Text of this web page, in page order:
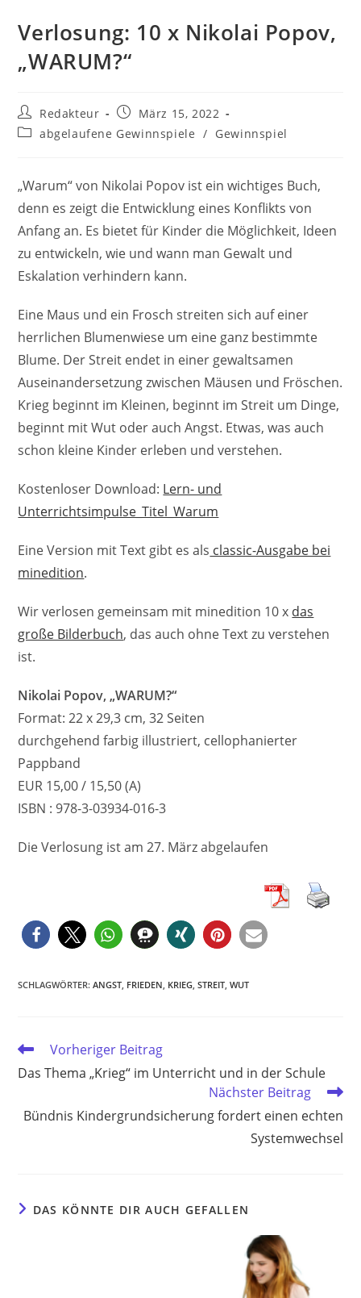
Verlosung: 10 x Nikolai Popov,
„WARUM?“
Beitrags-
Autor:
Redakteur
Beitrag
veröffentlicht:
März 15, 2022
Beitrags-
abgelaufene Gewinnspiele / Gewinnspiel
„Warum“ von Nikolai Popov ist ein wichtiges Buch,
denn es zeigt die Entwicklung eines Konflikts von
Anfang an. Es bietet für Kinder die Möglichkeit, Ideen
zu entwickeln, wie und wann man Gewalt und
Eskalation verhindern kann.
Eine Maus und ein Frosch streiten sich auf einer
herrlichen Blumenwiese um eine ganz bestimmte
Blume. Der Streit endet in einer gewaltsamen
Auseinandersetzung zwischen Mäusen und Fröschen.
Krieg beginnt im Kleinen, beginnt im Streit um Dinge,
beginnt mit Wut oder auch Angst. Etwas, was auch
schon kleine Kinder erleben und verstehen.
Kostenloser Download: Lern- und
Unterrichtsimpulse_Titel_Warum
Eine Version mit Text gibt es als classic-Ausgabe bei
minedition.
Wir verlosen gemeinsam mit minedition 10 x das
große Bilderbuch, das auch ohne Text zu verstehen
ist.
Nikolai Popov, „WARUM?“
Format: 22 x 29,3 cm, 32 Seiten
durchgehend farbig illustriert, cellophanierter
Pappband
EUR 15,00 / 15,50 (A)
ISBN : 978-3-03934-016-3
Die Verlosung ist am 27. März abgelaufen
SCHLAGWÖRTER:ANGST, FRIEDEN, KRIEG, STREIT, WUT
Weitere
ansehen
Vorheriger Beitrag
Das Thema „Krieg“ im Unterricht und in der Schule
Nächster Beitrag
Bündnis Kindergrundsicherung fordert einen echten
Systemwechsel
DAS KÖNNTE DIR AUCH GEFALLEN